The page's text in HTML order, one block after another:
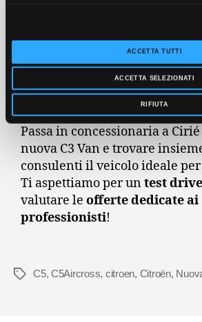
ACCETTA TUTTI
ACCETTA SELEZIONATI
RIFIUTA
Vieni a scoprire la
Citroën C3 Van
Passa in concessionaria a
nuova C3 Van e trovare
consulenti il veicolo ideale
Ti aspettiamo per untest
valutare le offerte dedicate ai
professionisti!
C5, C5Aircross, citroen, Citroën,